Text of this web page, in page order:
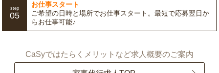
step
05
お仕事スタート
ご希望の日時と場所でお仕事スタート。最短で応募翌日か
らお仕事可能♪
CaSyではたらくメリットなど求人概要のご案内